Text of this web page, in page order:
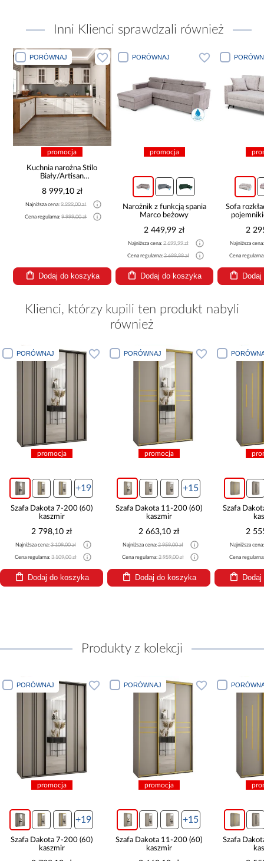
Inni Klienci sprawdzali również
PORÓWNAJ
promocja
Kuchnia narożna Stilo
Biały/Artisan
8 999,10 zł
Najniższa cena:9 999,00 zł
Cena regularna:9 999,00 zł
Dodaj do koszyka
PORÓWNAJ
promocja
Narożnik z funkcją spania
Marco beżowy
2 449,99 zł
Najniższa cena:2 699,99 zł
Cena regularna:2 699,99 zł
Dodaj do koszyka
Sofa
2
Najniższa
Cena
Klienci, którzy kupili ten produkt nabyli
również
PORÓWNAJ
promocja
+19
Szafa Dakota 7-200 (60)
kaszmir
2 798,10 zł
Najniższa cena:3 109,00 zł
Cena regularna:3 109,00 zł
Dodaj do koszyka
PORÓWNAJ
promocja
+15
Szafa Dakota 11-200 (60)
kaszmir
2 663,10 zł
Najniższa cena:2 959,00 zł
Cena regularna:2 959,00 zł
Dodaj do koszyka
Szafa
2
Najniższa
Cena
Produkty z kolekcji
PORÓWNAJ
promocja
+19
Szafa Dakota 7-200 (60)
kaszmir
PORÓWNAJ
promocja
+15
Szafa Dakota 11-200 (60)
kaszmir
Szafa